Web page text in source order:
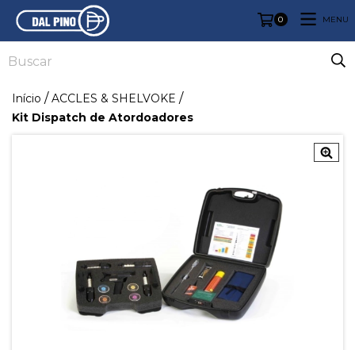
0 MENU
Início / ACCLES & SHELVOKE /
Kit Dispatch de Atordoadores